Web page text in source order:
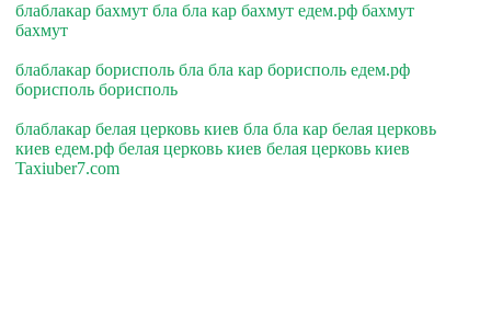
блаблакар бахмут бла бла кар бахмут едем.рф бахмут
бахмут
блаблакар борисполь бла бла кар борисполь едем.рф
борисполь борисполь
блаблакар белая церковь киев бла бла кар белая церковь
киев едем.рф белая церковь киев белая церковь киев
Taxiuber7.com